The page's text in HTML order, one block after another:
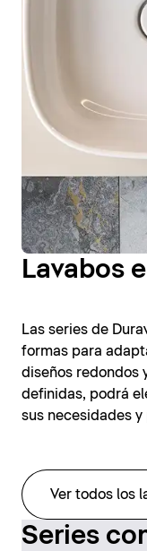
Lavabos
Las series de
formas para
diseños redondos
definidas, podrá
sus necesidades
Ver todos los
Series